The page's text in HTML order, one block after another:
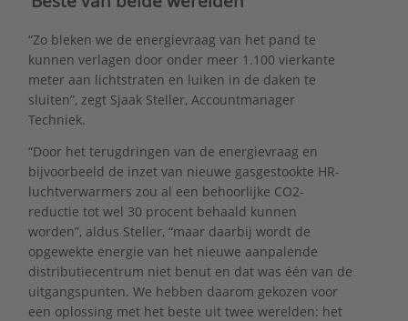
“Zo bleken we de energievraag van het pand te
kunnen verlagen door onder meer 1.100 vierkante
meter aan lichtstraten en luiken in de daken te
sluiten”, zegt Sjaak Steller, Accountmanager
Techniek.
“Door het terugdringen van de energievraag en
bijvoorbeeld de inzet van nieuwe gasgestookte HR-
luchtverwarmers zou al een behoorlijke CO2-
reductie tot wel 30 procent behaald kunnen
worden”, aldus Steller, “maar daarbij wordt de
opgewekte energie van het nieuwe aanpalende
distributiecentrum niet benut en dat was één van de
uitgangspunten. We hebben daarom gekozen voor
een oplossing met het beste uit twee werelden: het